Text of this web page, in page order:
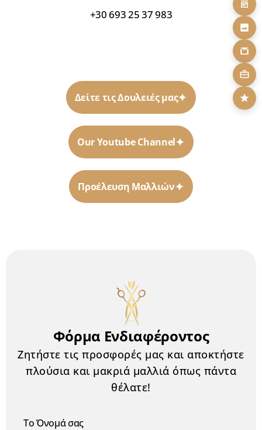
+30 693 25 37 983
Δείτε τις Δουλειές μας
Our Youtube Channel
Προέλευση Μαλλιών
Φόρμα Ενδιαφέροντος
Ζητήστε τις προσφορές μας και αποκτήστε
πλούσια και μακριά μαλλιά όπως πάντα
θέλατε!
Το Όνομά σας